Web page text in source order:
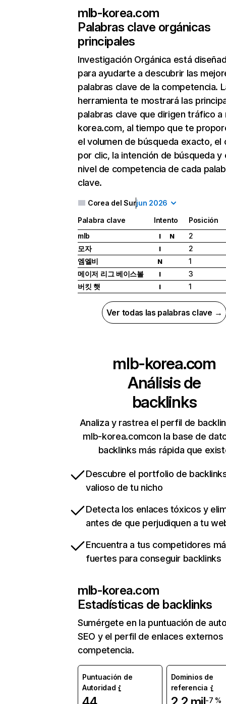
mlb-korea.com
Palabras clave orgánicas
principales
Investigación Orgánica está
para ayudarte a descubrir las
palabras clave de la competencia.
herramienta te mostrará las
palabras clave que dirigen tráfico a
korea.com, al tiempo que te
el volumen de búsqueda exacto, el
por clic, la intención de búsqueda y
nivel de competencia de cada
clave.
Corea del Surjun 2026
Palabra clave Intento
Posición
mlb
I N
2
모자
I
2
엠엘비
N
1
메이저 리그 베이스볼
I
3
버킷 햇
I 1
Ver todas las palabras clave →
mlb-korea.com
Análisis de
backlinks
Analiza y rastrea el perfil de
mlb-korea.comcon la base de
backlinks más rápida que
Descubre el portfolio de
valioso de tu nicho
Detecta los enlaces tóxicos y
antes de que perjudiquen a tu
Encuentra a tus competidores
fuertes para conseguir backlinks
mlb-korea.com
Estadísticas de backlinks
Sumérgete en la puntuación de
SEO y el perfil de enlaces externos
competencia.
Puntuación de
Autoridad
Dominios de
referencia
-7 %